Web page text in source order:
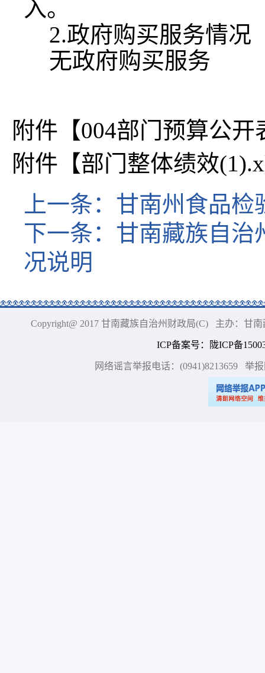
入。
2.政府购买服务情况
无政府购买服务
附件【004部门预算公开
附件【部门整体绩效
上一条： 甘南州食品检
下一条： 甘南藏族自治
况说明
Copyright@ 2017 甘南藏族自治州财政局(C) 主办：甘
ICP备案号 ： 陇ICP备
网络谣言举报电话：(0941)8213659 举报